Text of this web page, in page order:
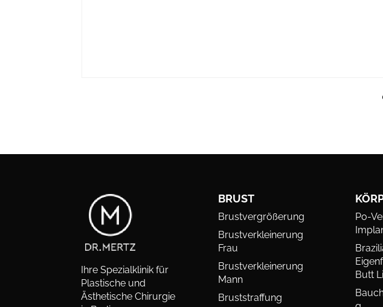
Ihre Spezialklinik für
Plastische und
Ästhetische Chirurgie
BRUST
Brustvergrößerung
Brustverkleinerung
Frau
Brustverkleinerung
Mann
Bruststraffung
Po-
Butt